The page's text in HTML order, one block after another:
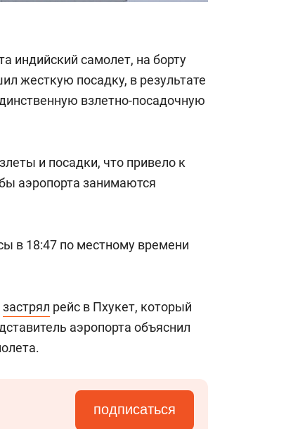
индийский самолет, на борту
жесткую посадку, в результате
взлетно-посадочную
и посадки, что привело к
аэропорта занимаются
в 18:47 по местному времени
застрял рейс в Пхукет, который
аэропорта объяснил
подписаться